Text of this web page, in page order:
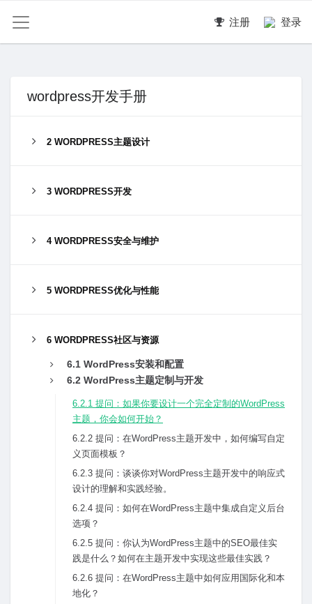
注册 登录
wordpress开发手册
2 WORDPRESS主题设计
3 WORDPRESS开发
4 WORDPRESS安全与维护
5 WORDPRESS优化与性能
6 WORDPRESS社区与资源
6.1 WordPress安装和配置
6.2 WordPress主题定制与开发
6.2.1 提问：如果你要设计⼀个完全定制的WordPress
主题，你会如何开始？
6.2.2 提问：在WordPress主题开发中，如何编写⾃定
义页⾯模板？
6.2.3 提问：谈谈你对WordPress主题开发中的响应式
设计的理解和实践经验。
6.2.4 提问：如何在WordPress主题中集成⾃定义后台
选项？
6.2.5 提问：你认为WordPress主题中的SEO最佳实
践是什么？如何在主题开发中实现这些最佳实践？
6.2.6 提问：在WordPress主题中如何应⽤国际化和本
地化？